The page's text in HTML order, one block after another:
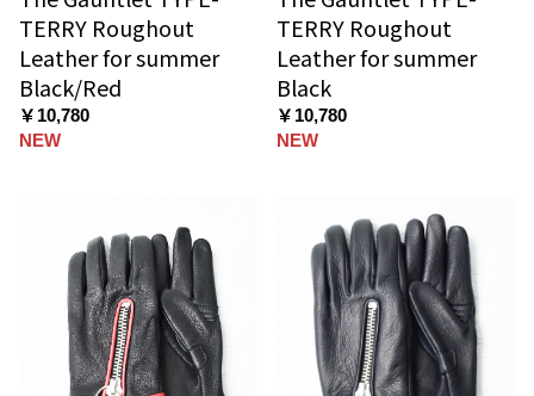
TERRY Roughout
Leather for summer
Black/Red
￥10,780
NEW
TERRY Roughout
Leather for summer
Black
￥10,780
NEW